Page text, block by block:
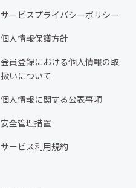
サービスプライバシーポリシー
個人情報保護方針
会員登録における個人情報の取
扱いについて
個人情報に関する公表事項
安全管理措置
サービス利用規約